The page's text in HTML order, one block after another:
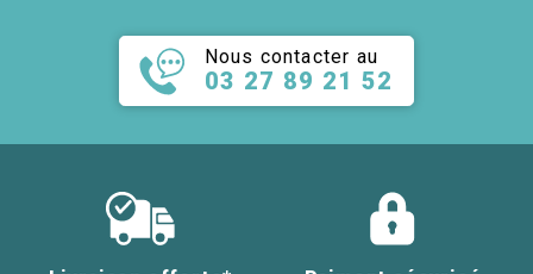
Nous contacter au
03 27 89 21 52